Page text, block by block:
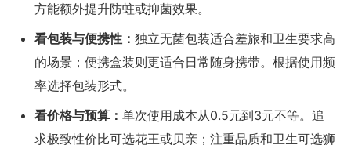
方能额外提升防蛀或抑菌效果。
看包装与便携性： 独立无菌包装适合差旅和卫生要求高
的场景；便携盒装则更适合日常随身携带。根据使用频
率选择包装形式。
看价格与预算： 单次使用成本从0.5元到3元不等。追
求极致性价比可选花王或贝亲；注重品质和卫生可选狮